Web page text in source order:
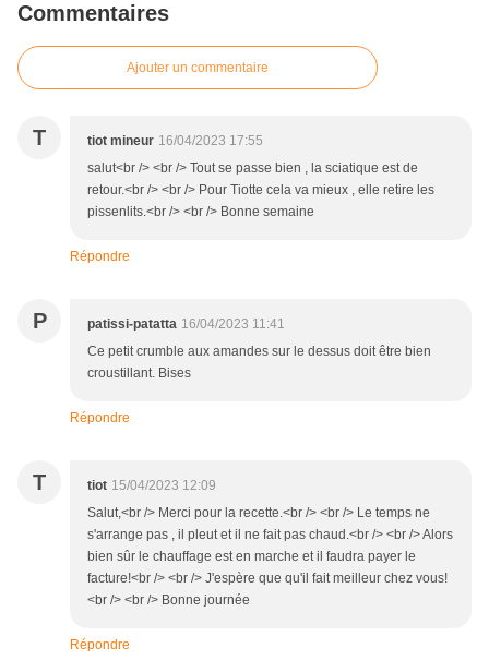
Commentaires
Ajouter un commentaire
T tiot mineur 16/04/2023 17:55
salut<br /> <br /> Tout se passe bien , la sciatique est de
retour.<br /> <br /> Pour Tiotte cela va mieux , elle retire les
pissenlits.<br /> <br /> Bonne semaine
Répondre
P patissi-patatta 16/04/2023 11:41
Ce petit crumble aux amandes sur le dessus doit être bien
croustillant. Bises
Répondre
T tiot 15/04/2023 12:09
Salut,<br /> Merci pour la recette.<br /> <br /> Le temps ne
s'arrange pas , il pleut et il ne fait pas chaud.<br /> <br /> Alors
bien sûr le chauffage est en marche et il faudra payer le
facture!<br /> <br /> J'espère que qu'il fait meilleur chez vous!
<br /> <br /> Bonne journée
Répondre